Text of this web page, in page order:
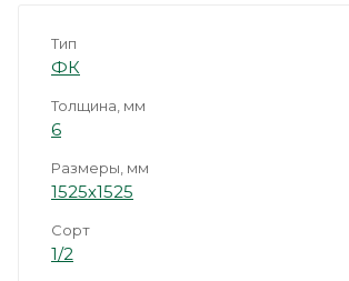
Тип
ФК
Толщина, мм
6
Размеры, мм
1525х1525
Сорт
1/2